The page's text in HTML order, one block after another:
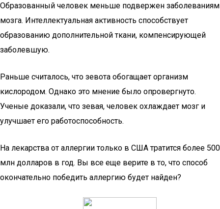
Образованный человек меньше подвержен заболеваниям
мозга. Интеллектуальная активность способствует
образованию дополнительной ткани, компенсирующей
заболевшую.
Раньше считалось, что зевота обогащает организм
кислородом. Однако это мнение было опровергнуто.
Ученые доказали, что зевая, человек охлаждает мозг и
улучшает его работоспособность.
На лекарства от аллергии только в США тратится более 500
млн долларов в год. Вы все еще верите в то, что способ
окончательно победить аллергию будет найден?